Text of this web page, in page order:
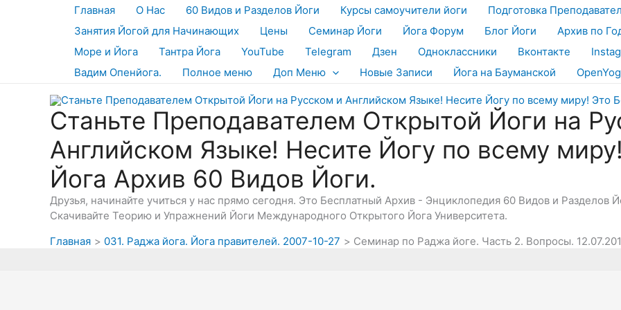
Главная О Нас 60 Видов и Разделов Йоги Курсы самоучители йоги
Подготовка
Занятия Йогой для Начинающих
Цены Семинар Йоги Йога Форум Блог Йоги
Архив по
Море и Йога
Тантра Йога YouTube Telegram Дзен Одноклассники Вконтакте
Вадим Опенйога.
Полное меню Доп Меню Новые Записи Йога на Бауманской
Станьте Преподавателем Открытой Йоги на
Английском Языке! Несите Йогу по всему
Йога Архив 60 Видов Йоги.
Друзья, начинайте учиться у нас прямо сегодня. Это Бесплатный Архив - Энциклопедия 60 Видов и Разделов
Скачивайте Теорию и Упражнений Йоги Международного Открытого Йога Университета.
Главная
031. Раджа йога. Йога правителей. 2007-10-27 Семинар по Раджа йоге. Часть 2. Вопросы.